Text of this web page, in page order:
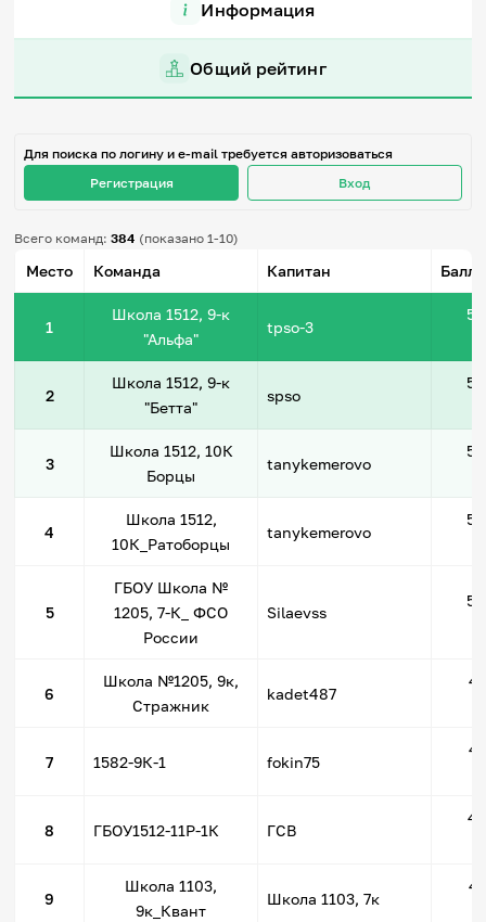
Игры и тренажеры
Настолка
Памятки
Комиксы
Педагогам
Школа наставников
Методика
English
Задать вопрос
Информация
Общий рейтинг
Для поиска по логину и e-mail требуется авторизоваться
Регистрация
Вход
Всего команд:384 (показано 1-10)
Место Команда Капитан
1
Школа 1512, 9-к
"Альфа"
tpso-3
2
Школа 1512, 9-к
"Бетта"
spso
3
Школа 1512, 10К
Борцы
tanykemerovo
4
Школа 1512,
10К_Ратоборцы
tanykemerovo
5
ГБОУ Школа №
1205, 7-К_ ФСО
России
Silaevss
6
Школа №1205, 9к,
Стражник
kadet487
7 1582-9К-1 fokin75
8 ГБОУ1512-11P-1К ГСВ
9
Школа 1103,
9к_Квант
Школа 1103, 7к